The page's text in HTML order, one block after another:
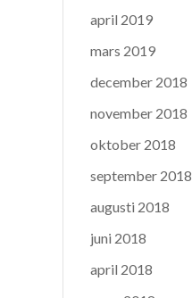
april 2019
mars 2019
december 2018
november 2018
oktober 2018
september 2018
augusti 2018
juni 2018
april 2018